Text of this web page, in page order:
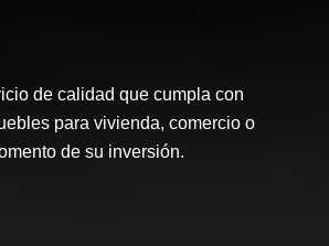
de calidad que cumpla con
para vivienda, comercio o
de su inversión.